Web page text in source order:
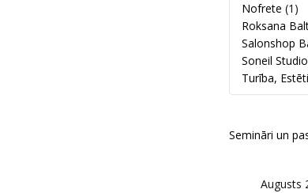
Nofrete (1)
Roksana
Salonshop
Soneil
Turība,
Semināri un
Augusts